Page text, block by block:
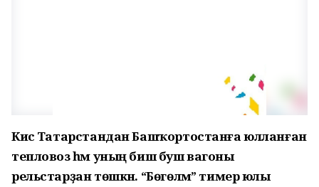
Кисә Татарстандан Башҡортостанға юлланған
тепловоз һәм уның биш буш вагоны
рельстарҙан төшкән. “Бөгөлмә” тимер юлы